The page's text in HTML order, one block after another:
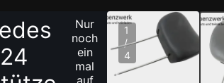
Nur
noch
ein
mal
auf
1
/
4